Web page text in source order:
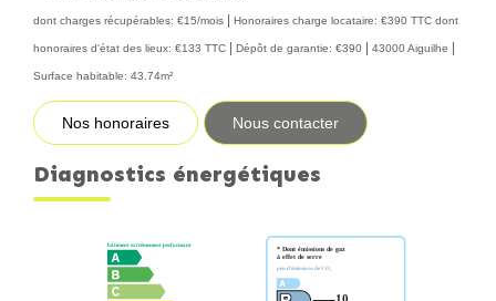
dont charges récupérables: €15/mois | Honoraires charge locataire: €390 TTC dont
honoraires d'état des lieux: €133 TTC | Dépôt de garantie: €390 | 43000 Aiguilhe |
Surface habitable: 43.74m²
Nos honoraires Nous contacter
Diagnostics énergétiques